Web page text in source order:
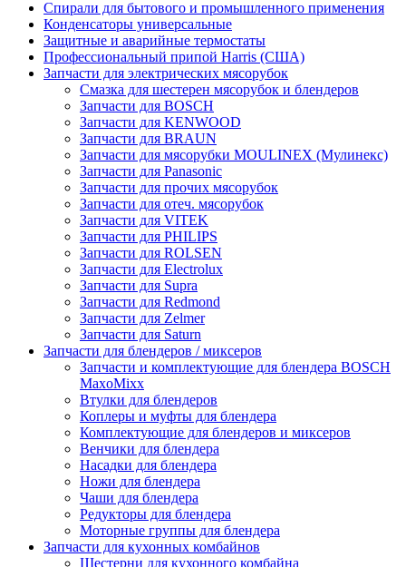
Спирали для бытового и промышленного применения
Конденсаторы универсальные
Защитные и аварийные термостаты
Профессиональный припой Harris (США)
Запчасти для электрических мясорубок
Смазка для шестерен мясорубок и блендеров
Запчасти для BOSCH
Запчасти для KENWOOD
Запчасти для BRAUN
Запчасти для мясорубки MOULINEX (Мулинекс)
Запчасти для Panasonic
Запчасти для прочих мясорубок
Запчасти для отеч. мясорубок
Запчасти для VITEK
Запчасти для PHILIPS
Запчасти для ROLSEN
Запчасти для Electrolux
Запчасти для Supra
Запчасти для Redmond
Запчасти для Zelmer
Запчасти для Saturn
Запчасти для блендеров / миксеров
Запчасти и комплектующие для блендера BOSCH
MaxoMixx
Втулки для блендеров
Коплеры и муфты для блендера
Комплектующие для блендеров и миксеров
Венчики для блендера
Насадки для блендера
Ножи для блендера
Чаши для блендера
Редукторы для блендера
Моторные группы для блендера
Запчасти для кухонных комбайнов
Шестерни для кухонного комбайна